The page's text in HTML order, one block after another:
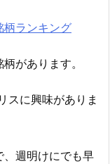
柄ランキング
があります。
スに興味がありま
週明けにでも早